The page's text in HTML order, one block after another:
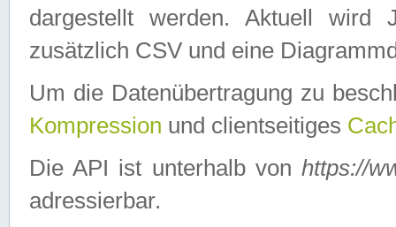
dargestellt werden. Aktuell wird
zusätzlich CSV und eine
Um die Datenübertragung zu
Kompression und clientseitiges
Die API ist unterhalb von https://
adressierbar.